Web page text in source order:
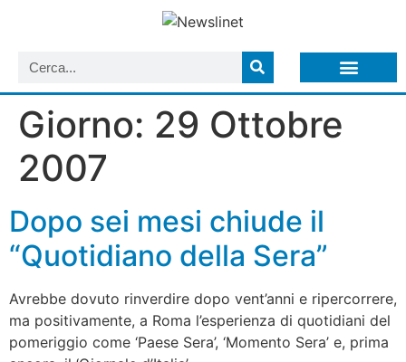
Giorno: 29 Ottobre
2007
Dopo sei mesi chiude il
“Quotidiano della Sera”
Avrebbe dovuto rinverdire dopo vent’anni e ripercorrere,
ma positivamente, a Roma l’esperienza di quotidiani del
pomeriggio come ‘Paese Sera’, ‘Momento Sera’ e, prima